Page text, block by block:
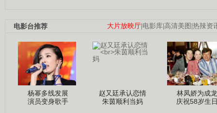
大片放映厅|电影库|高清美图 |热辣资
电影台推荐
杨幂多线发展
演员变身歌手
赵又廷承认恋情
朱茵顺利当妈
林凤娇为成龙
庆祝58岁生